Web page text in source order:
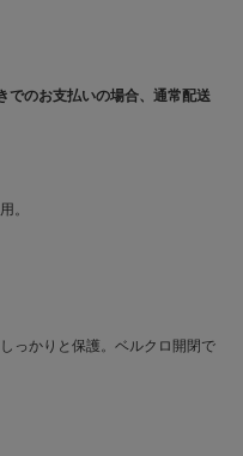
でのお支払いの場合、通常配送
。
っかりと保護。ベルクロ開閉で